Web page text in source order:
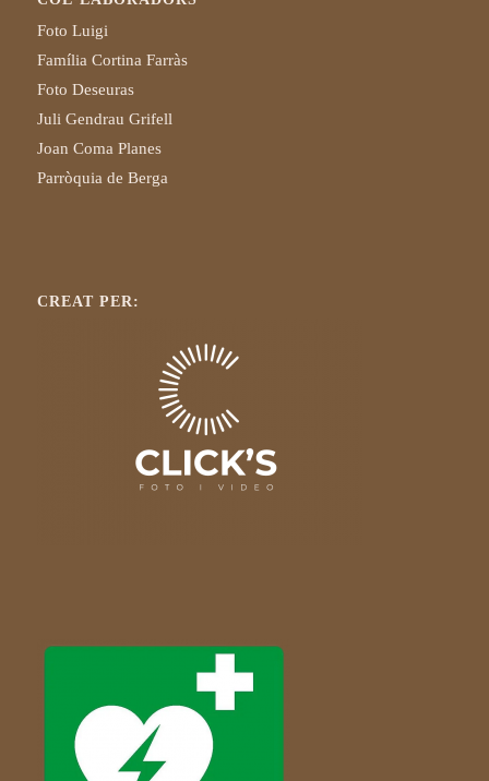
Foto Luigi
Família Cortina Farràs
Foto Deseuras
Juli Gendrau Grifell
Joan Coma Planes
Parròquia de Berga
CREAT PER: